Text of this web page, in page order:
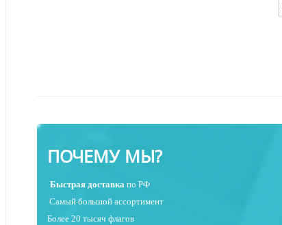
ПОЧЕМУ МЫ?
Быстрая доставка по РФ
Самый большой ассортимент
Более 20 тысяч флагов